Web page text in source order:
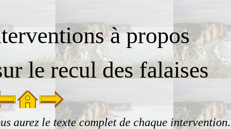
à propos
le recul des falaises
aurez le texte complet de chaque intervention.